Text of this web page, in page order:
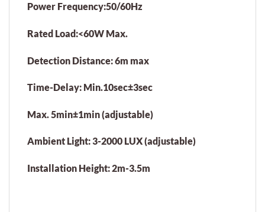
Power Frequency:50/60Hz
Rated Load:<60W Max.
Detection Distance: 6m max
Time-Delay: Min.10sec±3sec
Max. 5min±1min (adjustable)
Ambient Light: 3-2000 LUX (adjustable)
Installation Height: 2m-3.5m